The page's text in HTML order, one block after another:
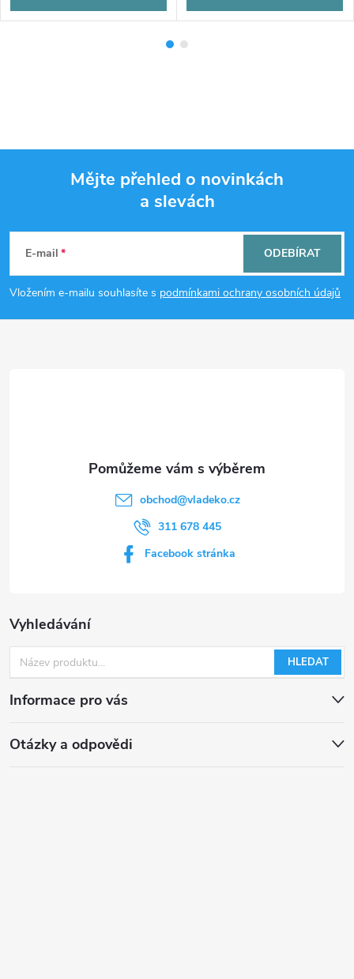
p
a
Mějte přehled o novinkách
a slevách
E-mail
Vložením e-mailu souhlasíte s podmínkami ochrany osobních údajů
ODEBÍRAT
Vyhledávání
HLEDAT
Informace pro vás
Otázky a odpovědi
obchod@vladeko.cz
311 678 445
Facebook stránka